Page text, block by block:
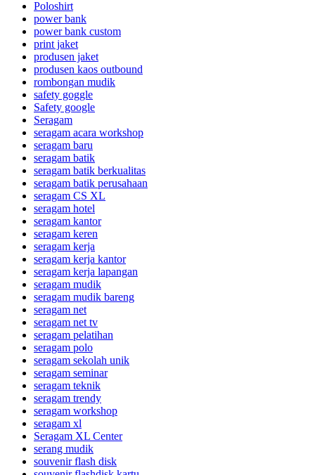
Poloshirt
power bank
power bank custom
print jaket
produsen jaket
produsen kaos outbound
rombongan mudik
safety goggle
Safety google
Seragam
seragam acara workshop
seragam baru
seragam batik
seragam batik berkualitas
seragam batik perusahaan
seragam CS XL
seragam hotel
seragam kantor
seragam keren
seragam kerja
seragam kerja kantor
seragam kerja lapangan
seragam mudik
seragam mudik bareng
seragam net
seragam net tv
seragam pelatihan
seragam polo
seragam sekolah unik
seragam seminar
seragam teknik
seragam trendy
seragam workshop
seragam xl
Seragam XL Center
serang mudik
souvenir flash disk